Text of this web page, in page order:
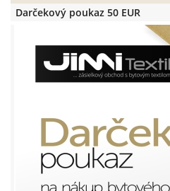
Darčekový poukaz 50 EUR